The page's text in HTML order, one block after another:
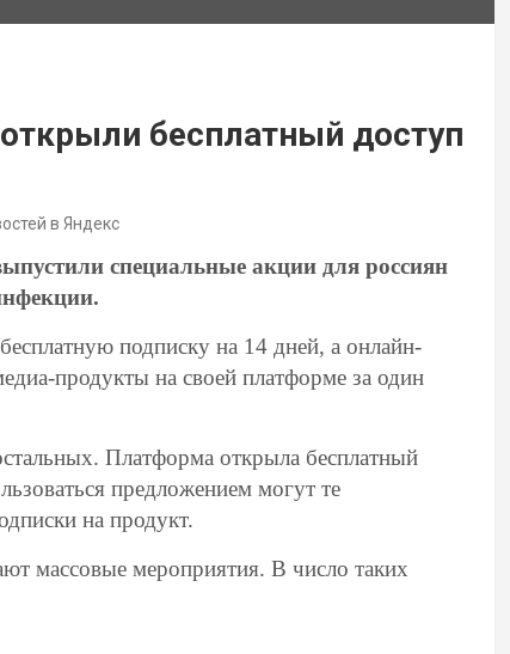
бесплатный доступ
в Яндекс
специальные акции для россиян
подписку на 14 дней, а онлайн-
продукты на своей платформе за один
Платформа открыла бесплатный
предложением могут те
на продукт.
массовые мероприятия. В число таких